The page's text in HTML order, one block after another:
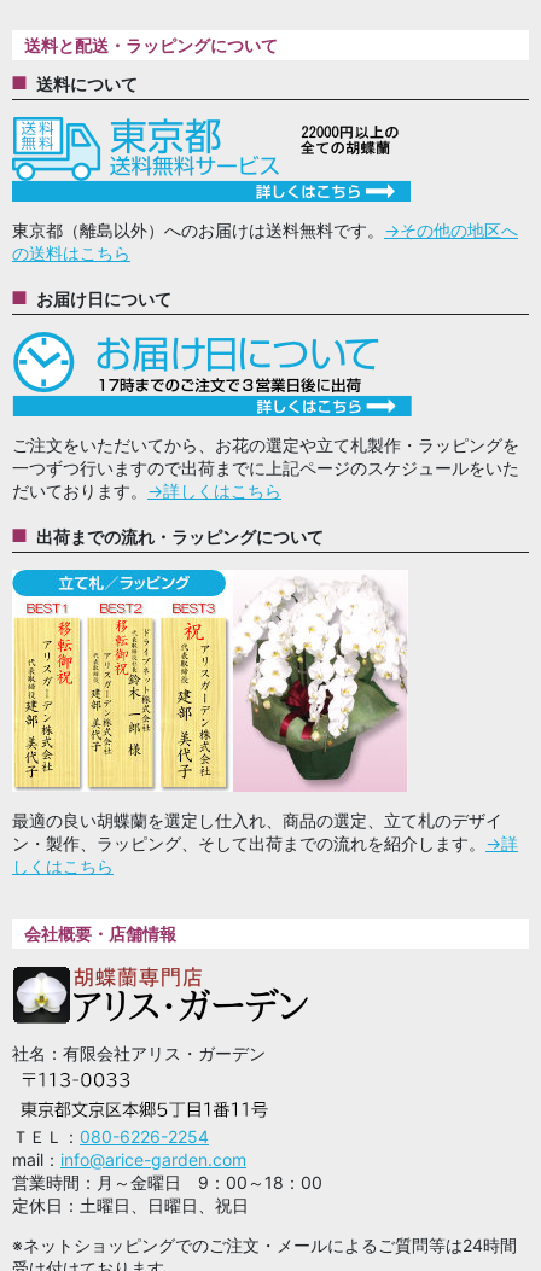
送料と配送・ラッピングについて
送料について
東京都（離島以外）へのお届けは送料無料です。 →その他の地区へ
の送料はこちら
お届け日について
ご注文をいただいてから、お花の選定や立て札製作・ラッピングを
一つずつ行いますので出荷までに上記ページのスケジュールをいた
だいております。 →詳しくはこちら
出荷までの流れ・ラッピングについて
最適の良い胡蝶蘭を選定し仕入れ、商品の選定、立て札のデザイ
ン・製作、ラッピング、そして出荷までの流れを紹介します。 →詳
しくはこちら
会社概要・店舗情報
社名：有限会社アリス・ガーデン
ＴＥＬ： 080-6226-2254
mail： info@arice-garden.com
営業時間：月～金曜日 9：00～18：00
定休日：土曜日、日曜日、祝日
※ネットショッピングでのご注文・メールによるご質問等は24時間